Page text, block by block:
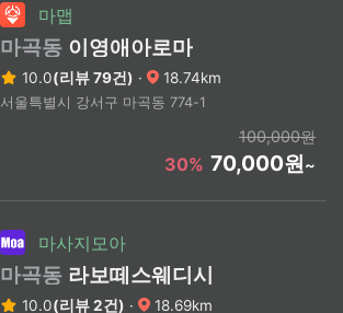
마맵
마곡동 이영애아로마
10.0(리뷰 79건) · 18.74km
서울특별시 강서구 마곡동 774-1
100,000원
30% 70,000원~
마사지모아
마곡동 라보떼스웨디시
10.0(리뷰 2건) · 18.69km